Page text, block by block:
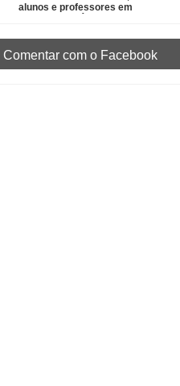
alunos e professores em
Comentar com o Facebook